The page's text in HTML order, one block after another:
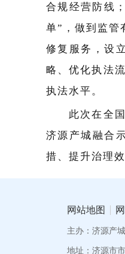
合规经营防线
单”，做到监管
修复服务，设
略、优化执法
执法水平。
此次在全
济源产城融合
措、提升治理
网站地图
主办：济源产
地址：济源市